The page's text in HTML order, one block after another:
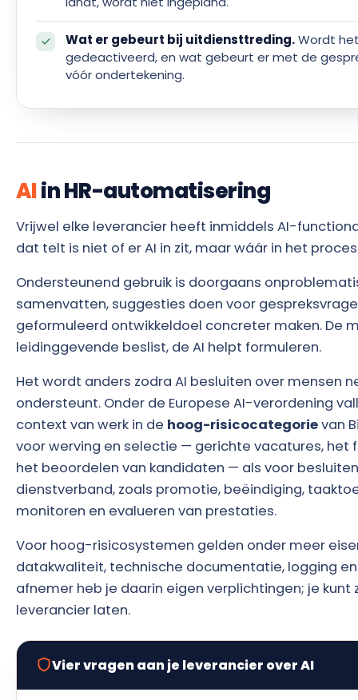
Wat er gebeurt bij uitdiensttreding.Wordt
gedeactiveerd, en wat gebeurt er met de
vóór ondertekening.
AIin HR-automatisering
Vrijwel elke leverancier heeft inmiddels AI-
dat telt is niet of er AI in zit, maar wáár in het
Ondersteunend gebruik is doorgaans
samenvatten, suggesties doen voor
geformuleerd ontwikkeldoel concreter maken. De
leidinggevende beslist, de AI helpt formuleren.
Het wordt anders zodra AI besluiten over mensen
ondersteunt. Onder de Europese AI-verordening
context van werk in de hoog-risicocategorievan
voor werving en selectie — gerichte vacatures, het
het beoordelen van kandidaten — als voor
dienstverband, zoals promotie, beëindiging,
monitoren en evalueren van prestaties.
Voor hoog-risicosystemen gelden onder meer
datakwaliteit, technische documentatie, logging
afnemer heb je daarin eigen verplichtingen; je kunt
leverancier laten.
Vier vragen aan je leverancier over AI